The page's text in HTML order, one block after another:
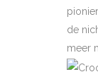
de
meer